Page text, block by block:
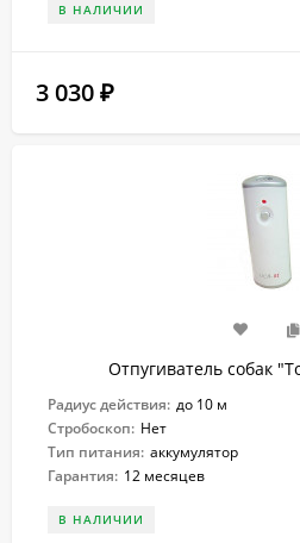
В НАЛИЧИИ
3 030 ₽
Отпугиватель собак
Радиус действия: до 10 м
Стробоскоп: Нет
Тип питания: аккумулятор
Гарантия: 12 месяцев
В НАЛИЧИИ